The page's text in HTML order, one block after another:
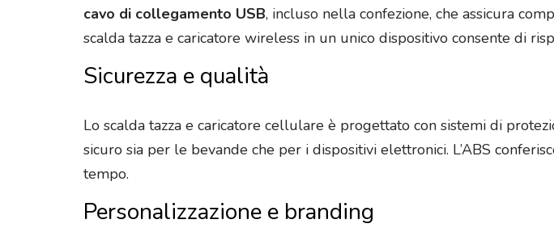
cavo di collegamento USB, incluso nella confezione, che assicura
scalda tazza e caricatore wireless in un unico dispositivo consente di
Sicurezza e qualità
Lo scalda tazza e caricatore cellulare è progettato con sistemi di
sicuro sia per le bevande che per i dispositivi elettronici. L’ABS
tempo.
Personalizzazione e branding